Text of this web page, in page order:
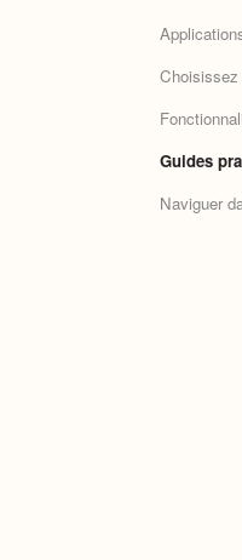
Choisissez
Guides
Naviguer